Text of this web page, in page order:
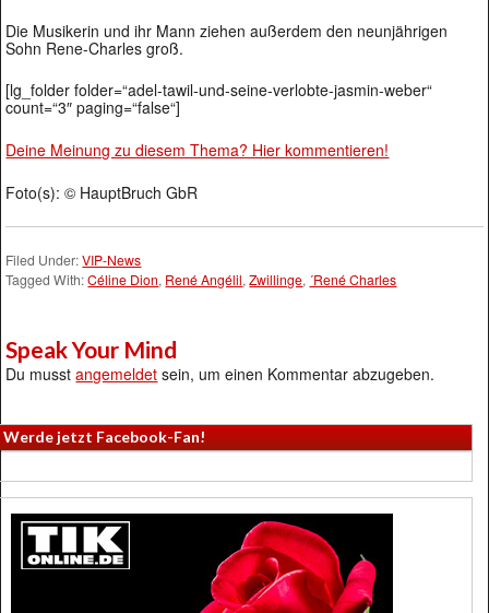
Die Musikerin und ihr Mann ziehen außerdem den neunjährigen
Sohn Rene-Charles groß.
[lg_folder folder=“adel-tawil-und-seine-verlobte-jasmin-weber“
count=“3″ paging=“false“]
Deine Meinung zu diesem Thema? Hier kommentieren!
Foto(s): © HauptBruch GbR
Filed Under:VIP-News
Tagged With:Céline Dion, René Angélil,Zwillinge, ´René Charles
Speak Your Mind
Du musstangemeldet sein, um einen Kommentar abzugeben.
Werde jetzt Facebook-Fan!